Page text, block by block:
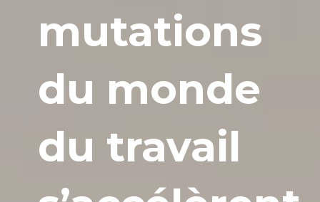
mutations
du monde
du travail